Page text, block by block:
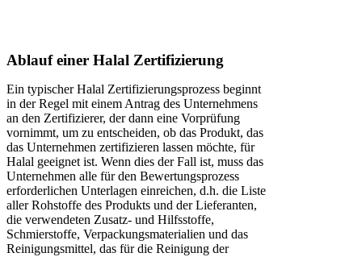
Ablauf einer Halal Zertifizierung
Ein typischer Halal Zertifizierungsprozess beginnt
in der Regel mit einem Antrag des Unternehmens
an den Zertifizierer, der dann eine Vorprüfung
vornimmt, um zu entscheiden, ob das Produkt, das
das Unternehmen zertifizieren lassen möchte, für
Halal geeignet ist. Wenn dies der Fall ist, muss das
Unternehmen alle für den Bewertungsprozess
erforderlichen Unterlagen einreichen, d.h. die Liste
aller Rohstoffe des Produkts und der Lieferanten,
die verwendeten Zusatz- und Hilfsstoffe,
Schmierstoffe, Verpackungsmaterialien und das
Reinigungsmittel, das für die Reinigung der